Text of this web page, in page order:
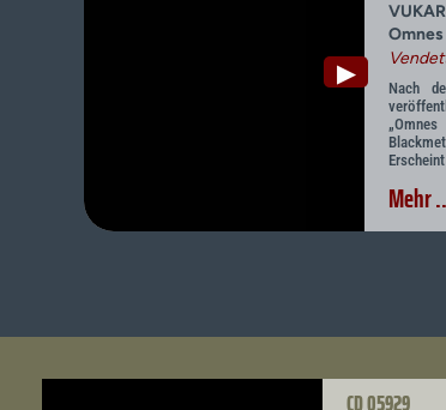
▶
Nach
Mehr
CD 05929